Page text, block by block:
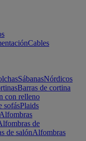
Cables
SábanasNórdicos
Barras de cortina
con relleno
sofásPlaids
Alfombras
de
de salónAlfombras